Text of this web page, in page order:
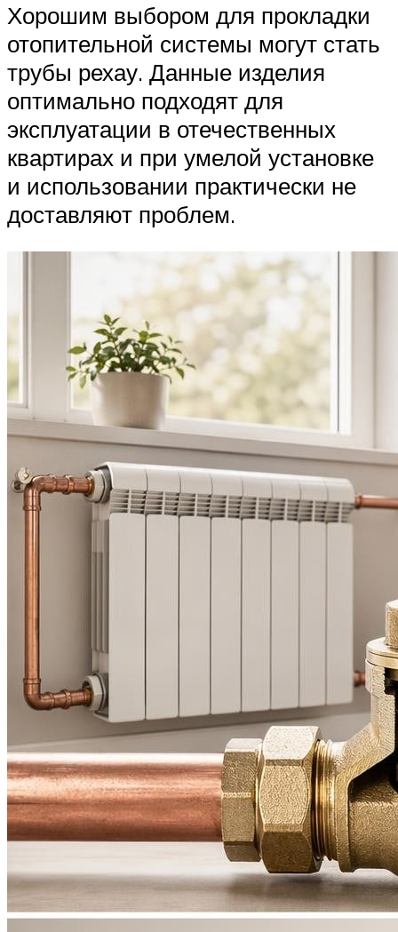
Хорошим выбором для прокладки
отопительной системы могут стать
трубы рехау. Данные изделия
оптимально подходят для
эксплуатации в отечественных
квартирах и при умелой установке
и использовании практически не
доставляют проблем.